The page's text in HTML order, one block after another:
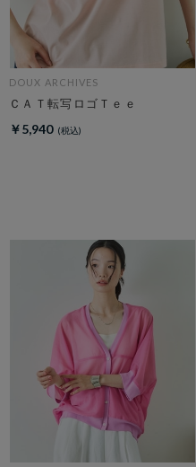
DOUX ARCHIVES
ＣＡＴ転写ロゴＴｅｅ
￥5,940